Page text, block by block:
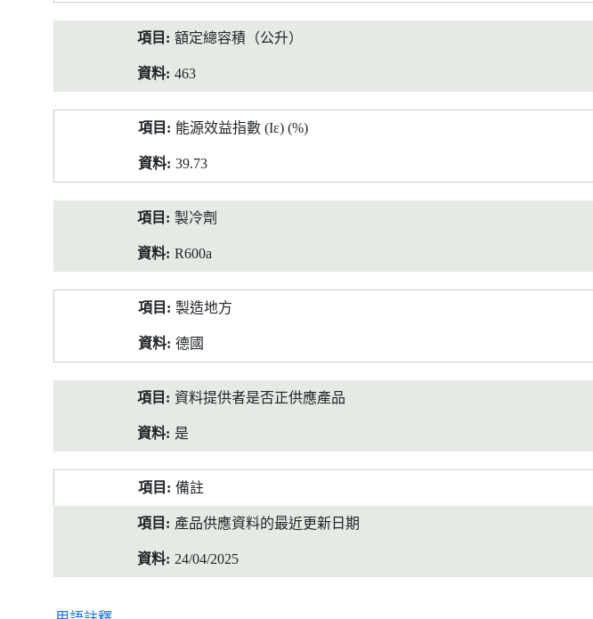
額定總容積（公升）
463
能源效益指數 (Iε) (%)
39.73
製冷劑
R600a
製造地方
德國
資料提供者是否正供應產品
是
備註
產品供應資料的最近更新日期
24/04/2025